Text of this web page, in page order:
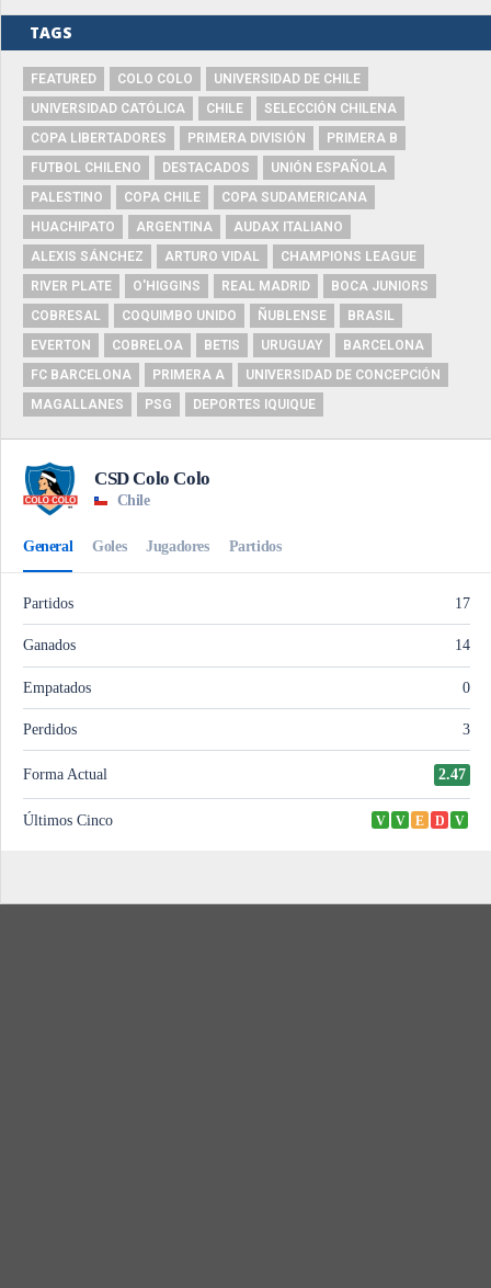
TAGS
FEATURED COLO COLO
UNIVERSIDAD DE CHILE
UNIVERSIDAD CATÓLICA
CHILE
SELECCIÓN CHILENA
COPA LIBERTADORES
PRIMERA DIVISIÓN
PRIMERA B
FUTBOL CHILENO
DESTACADOS
UNIÓN ESPAÑOLA
PALESTINO
COPA CHILE
COPA SUDAMERICANA
HUACHIPATO
ARGENTINA
AUDAX ITALIANO
ALEXIS SÁNCHEZ
ARTURO VIDAL
CHAMPIONS LEAGUE
RIVER PLATE
O'HIGGINS REAL MADRID
BOCA JUNIORS
COBRESAL
COQUIMBO UNIDO ÑUBLENSE
BRASIL
EVERTON
COBRELOA BETIS URUGUAY
BARCELONA
FC BARCELONA
PRIMERA A
UNIVERSIDAD DE CONCEPCIÓN
MAGALLANES
PSG DEPORTES IQUIQUE